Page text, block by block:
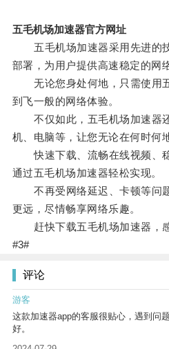
五毛机场加速器官方网址
五毛机场加速器采用先进的
部署，为用户提供高速稳定的网
无论您身处何地，只需使用
到飞一般的网络体验。
不仅如此，五毛机场加速器
机、电脑等，让您无论在何时何
快速下载、流畅在线视频、
通过五毛机场加速器轻松实现。
不再受网络延迟、卡顿等问
更远，尽情畅享网络乐趣。
赶快下载五毛机场加速器，感
#3#
评论
游客
这款加速器app的客服很贴心，遇到问
好。